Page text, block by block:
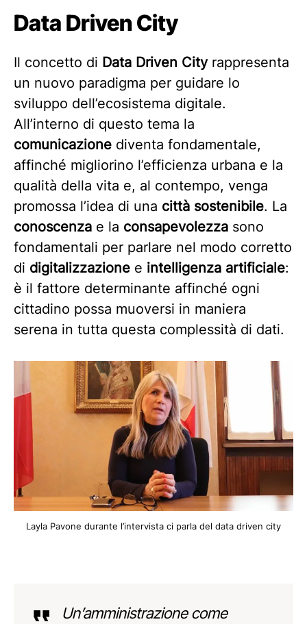
Data Driven City
Il concetto di Data Driven Cityrappresenta
un nuovo paradigma per guidare lo
sviluppo dell’ecosistema digitale.
All’interno di questo tema la
comunicazione diventa fondamentale,
affinché migliorino l’efficienza urbana e la
qualità della vita e, al contempo, venga
promossa l’idea di una città sostenibile. La
conoscenza e la consapevolezza sono
fondamentali per parlare nel modo corretto
di digitalizzazione e intelligenza artificiale:
è il fattore determinante affinché ogni
cittadino possa muoversi in maniera
serena in tutta questa complessità di dati.
Layla Pavone durante l’intervista ci parla del data driven city
Un’amministrazione come